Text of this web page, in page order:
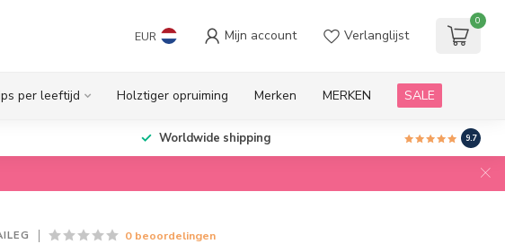
EUR Mijn account Verlanglijst
0
per leeftijd Holztiger opruiming Merken MERKEN SALE
Worldwide shipping 9.7
0 beoordelingen